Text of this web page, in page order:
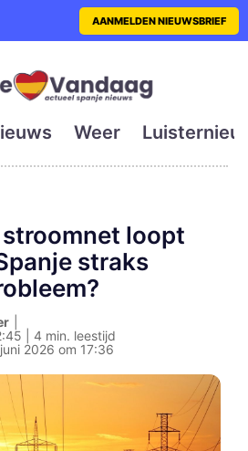
is de eerste
AANMELDEN NIEUWSBRIEF
Weer
loopt
straks
| 4 min. leestijd
2026 om 17:36